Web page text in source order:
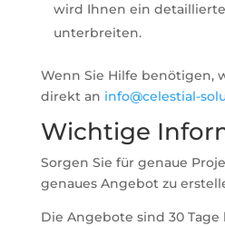
wird Ihnen ein
unterbreiten.
Wenn Sie Hilfe benötigen,
direkt an info@celestial-
Wichtige
Sorgen Sie für genaue
genaues Angebot zu
Die Angebote sind 30 Tage